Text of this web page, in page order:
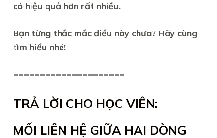
có hiệu quả hơn rất nhiều.
Bạn từng thắc mắc điều này chưa? Hãy cùng
tìm hiểu nhé!
=====================
TRẢ LỜI CHO HỌC VIÊN:
MỐI LIÊN HỆ GIỮA HAI DÒNG